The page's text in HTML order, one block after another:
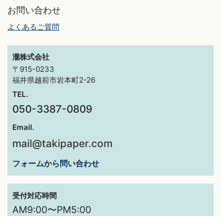
お問い合わせ
よくあるご質問
瀧株式会社
〒915-0233
福井県越前市岩本町2-26
TEL.
050-3387-0809
Email.
mail@takipaper.com
フォームから問い合わせ
受付対応時間
AM9:00〜PM5:00